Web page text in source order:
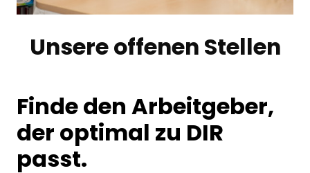
Unsere offenen Stellen
Finde den Arbeitgeber,
der optimal zu DIR
passt.